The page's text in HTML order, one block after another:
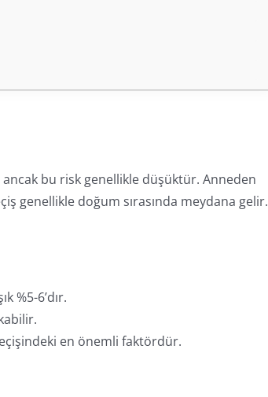
bu risk genellikle düşüktür. Anneden
genellikle doğum sırasında meydana gelir.
%5-6’dır.
en önemli faktördür.